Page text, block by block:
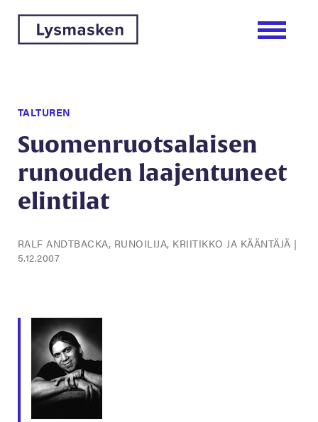
TALTUREN
Suomenruotsalaisen
runouden laajentuneet
elintilat
RALF ANDTBACKA, RUNOILIJA, KRIITIKKO JA KÄÄNTÄJÄ |
5.12.2007